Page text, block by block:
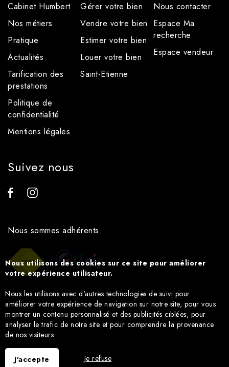
Cabinet Humbert
Nos métiers
Pratique
Actualités
Tarification des
prestations
Politique de
confidentialité
Mentions légales
Gérer votre bien
Vendre votre bien
Estimer votre bien
Louer votre bien
Saint-Etienne
Nous contacter
Espace Ma
recherche
Espace vendeur
Suivez nous
Nous sommes adhérents
Nous utilisons des cookies sur ce site pour améliorer
votre expérience utilisateur.
Nous les utilisons avec d'autres technologies de suivi pour
améliorer votre expérience de navigation sur notre site, pour vous
montrer un contenu personnalisé et des publicités ciblées, pour
analyser le trafic de notre site et pour comprendre la provenance
de nos visiteurs.
J'accepte Je refuse